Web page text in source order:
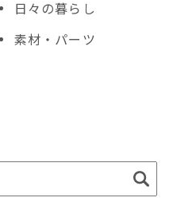
日々の暮らし
素材・パーツ